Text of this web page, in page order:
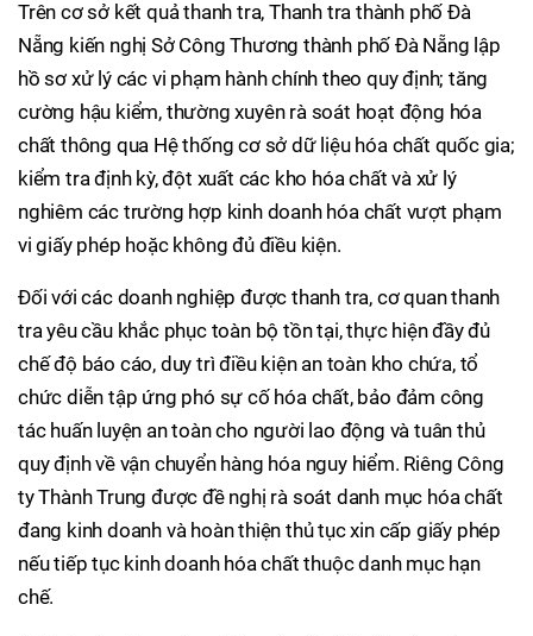
Trên cơ sở kết quả thanh tra, Thanh tra thành phố Đà
Nẵng kiến nghị Sở Công Thương thành phố Đà Nẵng lập
hồ sơ xử lý các vi phạm hành chính theo quy định; tăng
cường hậu kiểm, thường xuyên rà soát hoạt động hóa
chất thông qua Hệ thống cơ sở dữ liệu hóa chất quốc gia;
kiểm tra định kỳ, đột xuất các kho hóa chất và xử lý
nghiêm các trường hợp kinh doanh hóa chất vượt phạm
vi giấy phép hoặc không đủ điều kiện.
Đối với các doanh nghiệp được thanh tra, cơ quan thanh
tra yêu cầu khắc phục toàn bộ tồn tại, thực hiện đầy đủ
chế độ báo cáo, duy trì điều kiện an toàn kho chứa, tổ
chức diễn tập ứng phó sự cố hóa chất, bảo đảm công
tác huấn luyện an toàn cho người lao động và tuân thủ
quy định về vận chuyển hàng hóa nguy hiểm. Riêng Công
ty Thành Trung được đề nghị rà soát danh mục hóa chất
đang kinh doanh và hoàn thiện thủ tục xin cấp giấy phép
nếu tiếp tục kinh doanh hóa chất thuộc danh mục hạn
chế.